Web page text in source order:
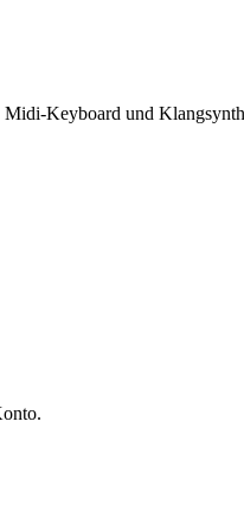
Midi-Keyboard und